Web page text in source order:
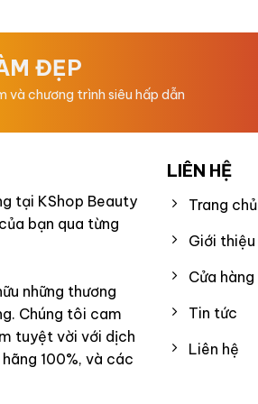
5
ĐẸP
và chương trình siêu hấp dẫn
tại KShop Beauty
bạn qua từng
những thương
Chúng tôi cam
tuyệt vời với dịch
100%, và các
LIÊN HỆ
Trang chủ
Giới thiệu
Cửa hàng
Tin tức
Liên hệ